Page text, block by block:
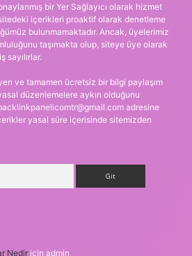
bir Yer Sağlayıcı olarak hizmet
içerikleri proaktif olarak denetleme
bulunmamaktadır. Ancak, üyelerimiz
taşımakta olup, siteye üye olarak
sayılırlar.
ve tamamen ücretsiz bir bilgi paylaşım
düzenlemelere aykırı olduğunu
adresine
yasal süre içerisinde sitemizden
Nedir için admin